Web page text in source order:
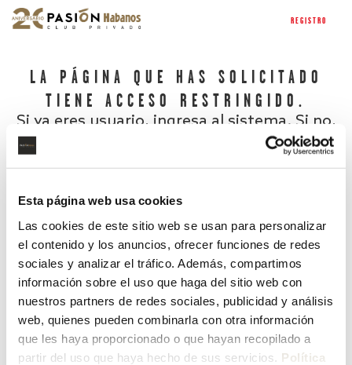
Esta página web usa cookies
Las cookies de este sitio web se usan para personalizar
el contenido y los anuncios, ofrecer funciones de redes
sociales y analizar el tráfico. Además, compartimos
información sobre el uso que haga del sitio web con
nuestros partners de redes sociales, publicidad y análisis
web, quienes pueden combinarla con otra información
que les haya proporcionado o que hayan recopilado a
partir del uso que haya hecho de sus servicios. Política
REGISTRO
LA PÁGINA QUE HAS SOLICITADO
TIENE ACCESO RESTRINGIDO.
Si ya eres usuario, ingresa al sistema. Si no,
¿Has olvidado tu contraseña?